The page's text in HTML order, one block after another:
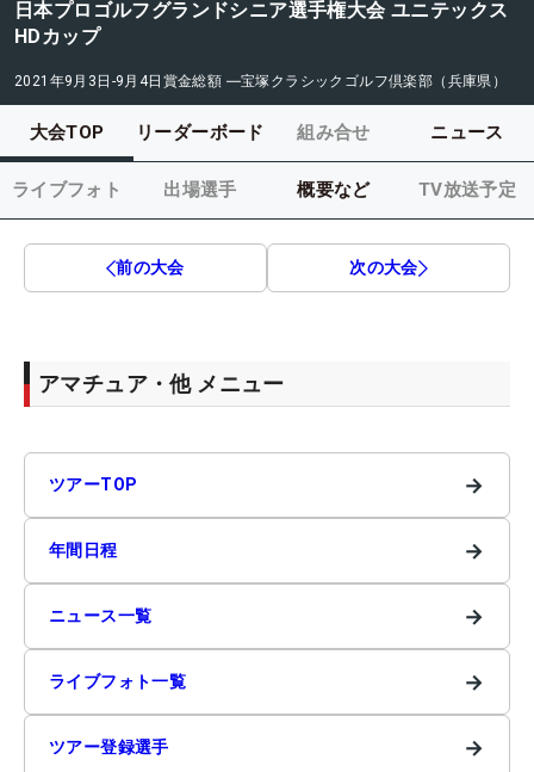
日本プロゴルフグランドシニア選手権大会 ユニテックス
HDカップ
2021年9月3日-9月4日 賞金総額 ―宝塚クラシックゴルフ倶楽部（兵庫県）
大会TOP リーダーボード 組み合せ ニュース
ライブフォト 出場選手 概要など TV放送予定
前の大会 次の大会
アマチュア・他 メニュー
ツアーTOP →
年間日程 →
ニュース一覧 →
ライブフォト一覧 →
ツアー登録選手 →